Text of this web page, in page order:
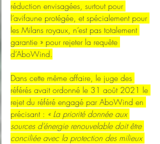
réduction envisagées, surtout pour
l’avifaune protégée, et spécialement pour
les Milans royaux, n’est pas totalement
garantie » pour rejeter la requête
d’AboWind.
Dans cette même affaire, le juge des
référés avait ordonné le 31 août 2021 le
rejet du référé engagé par AboWind en
précisant : « La priorité donnée aux
sources d’énergie renouvelable doit être
conciliée avec la protection des milieux